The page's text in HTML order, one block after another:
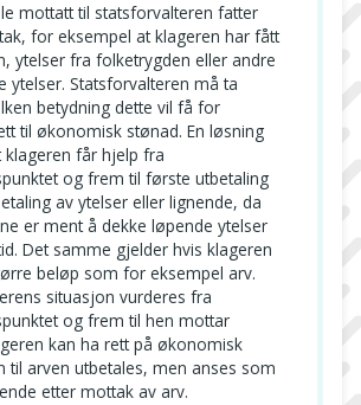
mottatt til statsforvalteren fatter
for eksempel at klageren har fått
ytelser fra folketrygden eller andre
ytelser. Statsforvalteren må ta
betydning dette vil få for
til økonomisk stønad. En løsning
får hjelp fra
og frem til første utbetaling
av ytelser eller lignende, da
er ment å dekke løpende ytelser
Det samme gjelder hvis klageren
beløp som for eksempel arv.
situasjon vurderes fra
og frem til hen mottar
kan ha rett på økonomisk
til arven utbetales, men anses som
etter mottak av arv.